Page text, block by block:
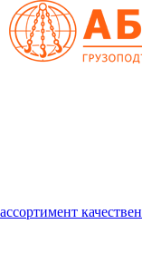
ассортимент